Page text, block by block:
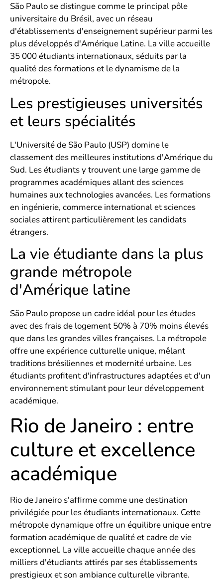
São Paulo se distingue comme le principal pôle
universitaire du Brésil, avec un réseau
d'établissements d'enseignement supérieur parmi les
plus développés d'Amérique Latine. La ville accueille
35 000 étudiants internationaux, séduits par la
qualité des formations et le dynamisme de la
métropole.
Les prestigieuses universités
et leurs spécialités
L'Université de São Paulo (USP) domine le
classement des meilleures institutions d'Amérique du
Sud. Les étudiants y trouvent une large gamme de
programmes académiques allant des sciences
humaines aux technologies avancées. Les formations
en ingénierie, commerce international et sciences
sociales attirent particulièrement les candidats
étrangers.
La vie étudiante dans la plus
grande métropole
d'Amérique latine
São Paulo propose un cadre idéal pour les études
avec des frais de logement 50% à 70% moins élevés
que dans les grandes villes françaises. La métropole
offre une expérience culturelle unique, mêlant
traditions brésiliennes et modernité urbaine. Les
étudiants profitent d'infrastructures adaptées et d'un
environnement stimulant pour leur développement
académique.
Rio de Janeiro : entre
culture et excellence
académique
Rio de Janeiro s'affirme comme une destination
privilégiée pour les étudiants internationaux. Cette
métropole dynamique offre un équilibre unique entre
formation académique de qualité et cadre de vie
exceptionnel. La ville accueille chaque année des
milliers d'étudiants attirés par ses établissements
prestigieux et son ambiance culturelle vibrante.